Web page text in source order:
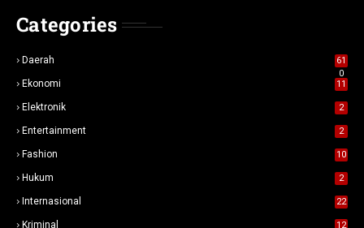
Categories
Daerah
61
0
Ekonomi 11
Elektronik 2
Entertainment 2
Fashion 10
Hukum 2
Internasional 22
Kriminal 12